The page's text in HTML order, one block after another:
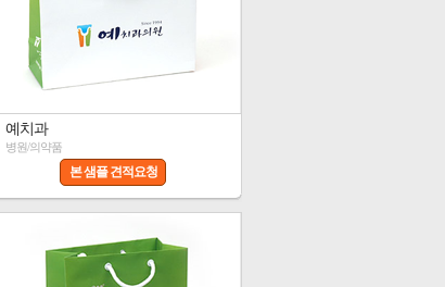
예치과
병원/의약품
본 샘플 견적요청